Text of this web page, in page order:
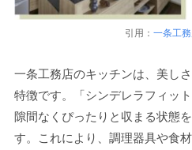
引用： 一条工
一条工務店のキッチンは、美し
特徴です。「シンデレラフィッ
隙間なくぴったりと収まる状態
す。これにより、調理器具や食